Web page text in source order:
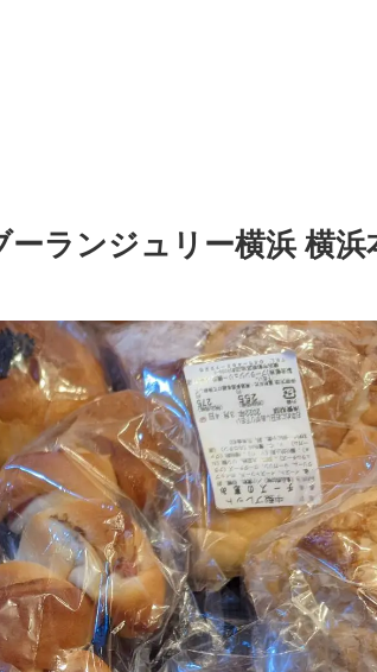
ランジュリー横浜 横浜